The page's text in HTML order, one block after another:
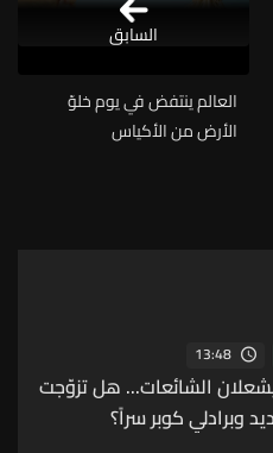
العالم ينتفض في يوم خلوّ
الأرض من الأكياس
السابق
13:48
الشائعات... هل تزوّجت
وبرادلي كوبر سراً؟